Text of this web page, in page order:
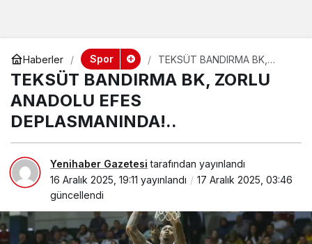
Haberler Spor
TEKSÜT BANDIRMA BK,
ZORLU ANADOLU EFES
DEPLASMANINDA!..
TEKSÜT BANDIRMA BK, ZORLU
ANADOLU EFES
DEPLASMANINDA!..
Yenihaber Gazetesi tarafından yayınlandı
16 Aralık 2025, 19:11 yayınlandı
17 Aralık 2025, 03:46
güncellendi